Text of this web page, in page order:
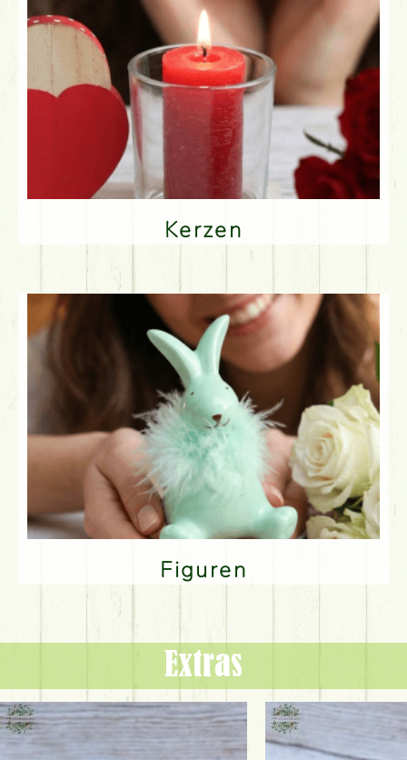
Kerzen
Figuren
Extras